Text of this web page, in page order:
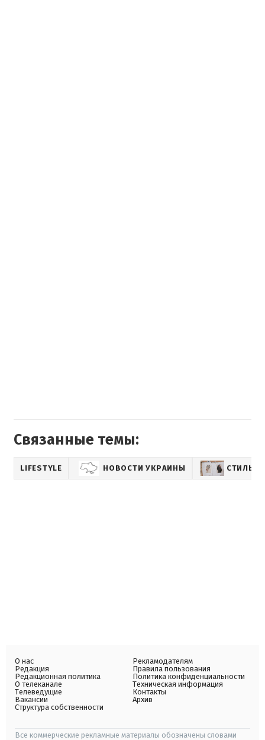
Связанные темы:
LIFESTYLE НОВОСТИ УКРАИНЫ СТИЛЬ
О нас
Редакция
Редакционная политика
О телеканале
Телеведущие
Вакансии
Структура собственности
Рекламодателям
Правила пользования
Политика конфиденциальности
Техническая информация
Контакты
Архив
Все коммерческие рекламные материалы обозначены словами